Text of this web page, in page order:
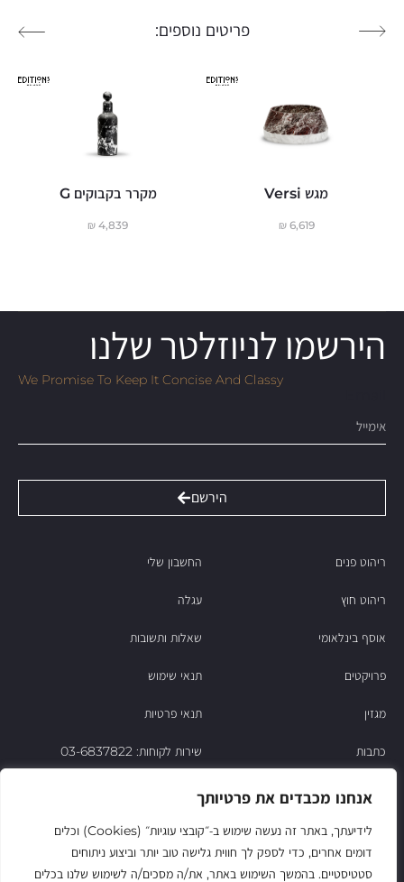
אנחנו מכבדים את פרטיותך
לידיעתך, באתר זה נעשה שימוש ב‑״קובצי עוגיות״ (Cookies) וכלים
דומים אחרים, כדי לספק לך חווית גלישה טוב יותר וביצוע ניתוחים
סטטיסטיים. בהמשך השימוש באתר, את/ה מסכים/ה לשימוש שלנו בכלים
פריטים נוספים:
מגש Versi
6,619
₪
מקרר בקבוקים G
4,839
₪
הירשמו לניוזלטר שלנו
We Promise To Keep It Concise And Classy
הירשם
ריהוט פנים
ריהוט חוץ
אוסף בינלאומי
פרויקטים
מגזין
כתבות
צור קשר
החשבון שלי
עגלה
שאלות ותשובות
תנאי שימוש
תנאי פרטיות
שירות לקוחות: 03-6837822